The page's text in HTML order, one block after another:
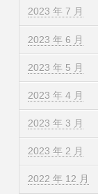
2023 年 7 月
2023 年 6 月
2023 年 5 月
2023 年 4 月
2023 年 3 月
2023 年 2 月
2022 年 12 月